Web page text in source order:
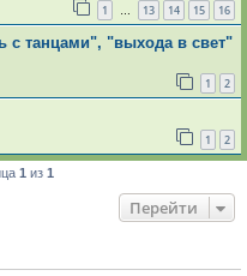
1 … 13 14 15 16
с танцами", "выхода в свет"
1 2
1 2
1 из 1
Перейти